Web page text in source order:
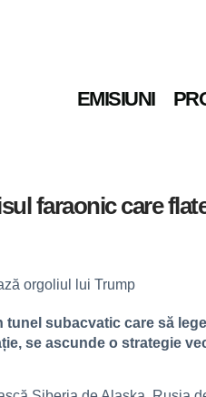
EMISIUNI
faraonic care
subacvatic care să
se ascunde o strategie